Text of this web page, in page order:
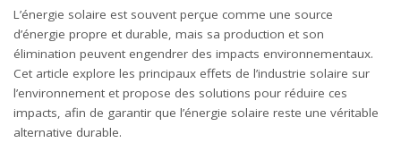
L’énergie solaire est souvent perçue comme une source
d’énergie propre et durable, mais sa production et son
élimination peuvent engendrer des impacts environnementaux.
Cet article explore les principaux effets de l’industrie solaire sur
l’environnement et propose des solutions pour réduire ces
impacts, afin de garantir que l’énergie solaire reste une véritable
alternative durable.